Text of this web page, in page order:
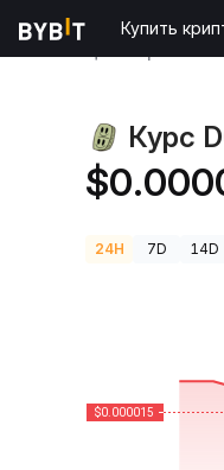
Купить
Курс
24H 7D 14D